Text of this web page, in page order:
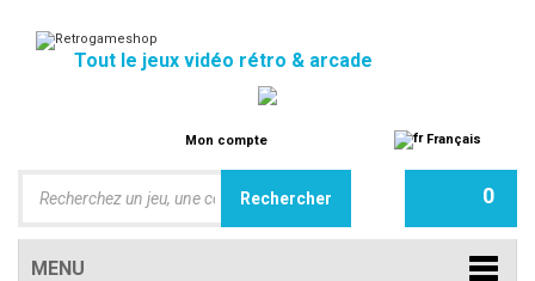
Tout le jeux vidéo rétro & arcade
Mon compte Français
0
MENU